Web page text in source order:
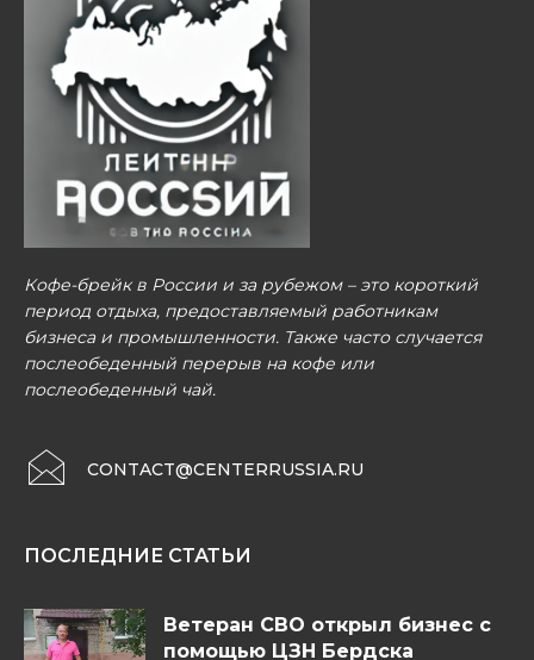
Кофе-брейк в России и за рубежом – это короткий
период отдыха, предоставляемый работникам
бизнеса и промышленности. Также часто случается
послеобеденный перерыв на кофе или
послеобеденный чай.
CONTACT@CENTERRUSSIA.RU
ПОСЛЕДНИЕ СТАТЬИ
Ветеран СВО открыл бизнес с
помощью ЦЗН Бердска